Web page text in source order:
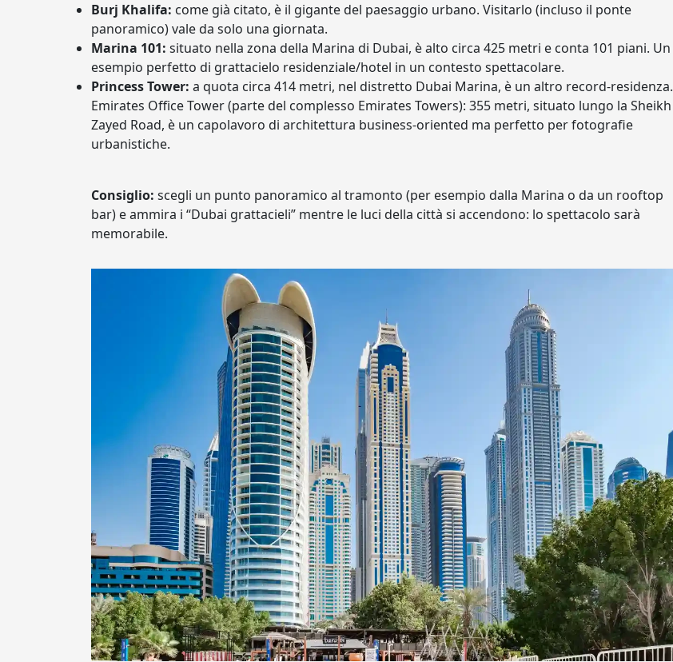
Burj Khalifa: come già citato, è il gigante del paesaggio urbano. Visitarlo (incluso il ponte
panoramico) vale da solo una giornata.
Marina 101: situato nella zona della Marina di Dubai, è alto circa 425 metri e conta 101 piani. Un
esempio perfetto di grattacielo residenziale/hotel in un contesto spettacolare.
Princess Tower: a quota circa 414 metri, nel distretto Dubai Marina, è un altro record-residenza.
Emirates Office Tower (parte del complesso Emirates Towers): 355 metri, situato lungo la Sheikh
Zayed Road, è un capolavoro di architettura business-oriented ma perfetto per fotografie
urbanistiche.
Consiglio: scegli un punto panoramico al tramonto (per esempio dalla Marina o da un rooftop
bar) e ammira i “Dubai grattacieli” mentre le luci della città si accendono: lo spettacolo sarà
memorabile.